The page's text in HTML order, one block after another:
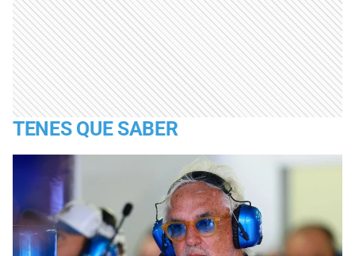
TENES QUE SABER